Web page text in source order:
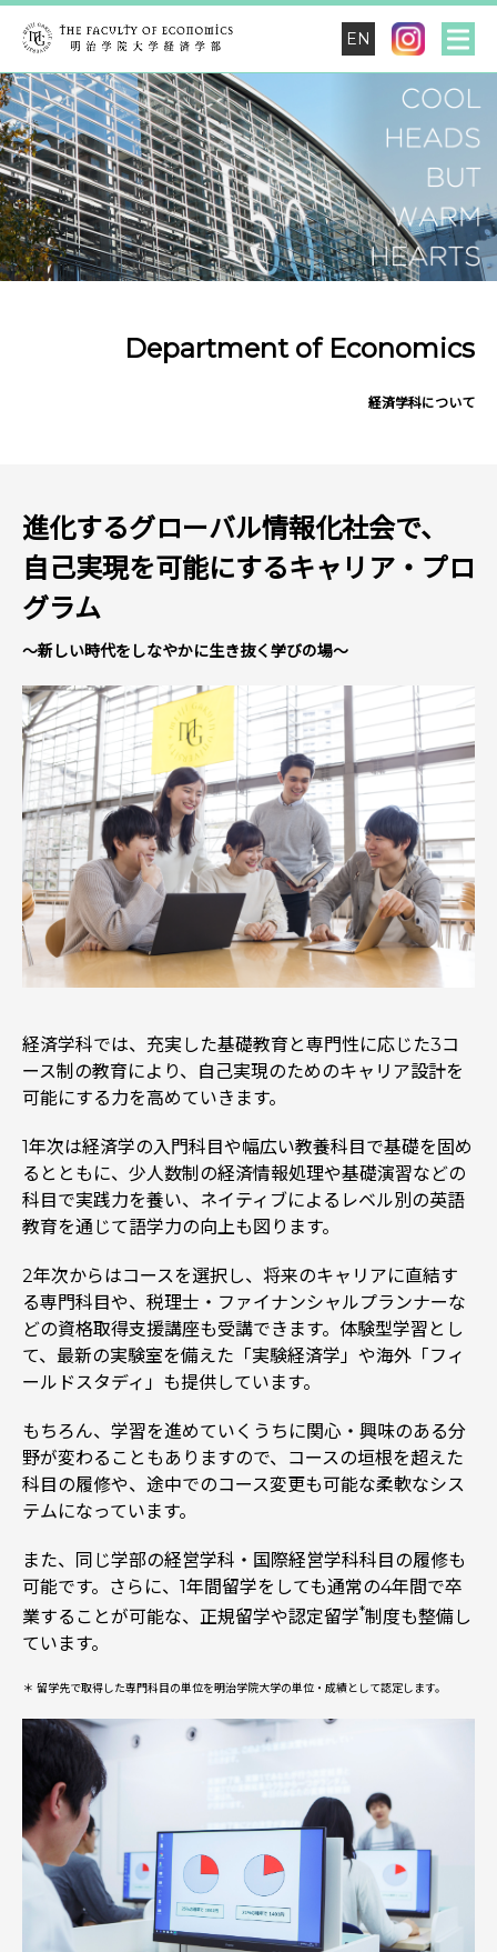
EN
Department of Economics
経済学科について
進化するグローバル情報化社会で、
自己実現を可能にするキャリア・プロ
グラム
～新しい時代を しなやかに生き抜く学びの場～
経済学科では、充実した基礎教育と専門性に応じた3コ
ース制の教育により、自己実現のためのキャリア設計を
可能にする力を高めていきます。
1年次は経済学の入門科目や幅広い教養科目で基礎を固め
るとともに、少人数制の経済情報処理や基礎演習などの
科目で実践力を養い、ネイティブによるレベル別の英語
教育を通じて語学力の向上も図ります。
2年次からはコースを選択し、将来のキャリアに直結す
る専門科目や、税理士・ファイナンシャルプランナーな
どの資格取得支援講座も受講できます。体験型学習とし
て、最新の実験室を備えた「実験経済学」や海外「フィ
ールドスタディ」も提供しています。
もちろん、学習を進めていくうちに関心・興味のある分
野が変わることもありますので、コースの垣根を超えた
科目の履修や、途中でのコース変更も可能な柔軟なシス
テムになっています。
また、同じ学部の経営学科・国際経営学科科目の履修も
可能です。さらに、1年間留学をしても通常の4年間で卒
業することが可能な、正規留学や認定留学*制度も整備し
ています。
＊ 留学先で取得した専門科目の単位を明治学院大学の単位・成績として認定します。